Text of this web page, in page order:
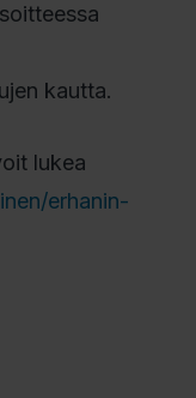
kautta.
lukea
erhanin-